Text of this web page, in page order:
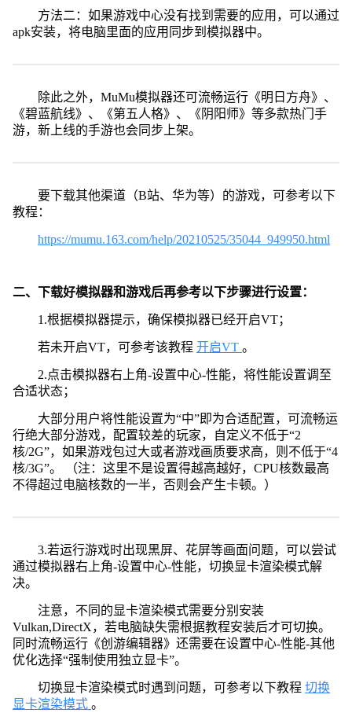
方法二：如果游戏中心没有找到需要的应用，可以通过
apk安装，将电脑里面的应用同步到模拟器中。
除此之外，MuMu模拟器还可流畅运行《明日方舟》、
《碧蓝航线》、《第五人格》、《阴阳师》等多款热门手
游，新上线的手游也会同步上架。
要下载其他渠道（B站、华为等）的游戏，可参考以下
教程：
https://mumu.163.com/help/20210525/35044_949950.html
二、下载好模拟器和游戏后再参考以下步骤进行设置：
1.根据模拟器提示，确保模拟器已经开启VT；
若未开启VT，可参考该教程 开启VT 。
2.点击模拟器右上角-设置中心-性能，将性能设置调至
合适状态；
大部分用户将性能设置为“中”即为合适配置，可流畅运
行绝大部分游戏，配置较差的玩家，自定义不低于“2
核/2G”，如果游戏包过大或者游戏画质要求高，则不低于“4
核/3G”。 （注：这里不是设置得越高越好，CPU核数最高
不得超过电脑核数的一半，否则会产生卡顿。）
3.若运行游戏时出现黑屏、花屏等画面问题，可以尝试
通过模拟器右上角-设置中心-性能，切换显卡渲染模式解
决。
注意，不同的显卡渲染模式需要分别安装
Vulkan,DirectX，若电脑缺失需根据教程安装后才可切换。
同时流畅运行《创游编辑器》还需要在设置中心-性能-其他
优化选择“强制使用独立显卡”。
切换显卡渲染模式时遇到问题，可参考以下教程 切换
显卡渲染模式 。